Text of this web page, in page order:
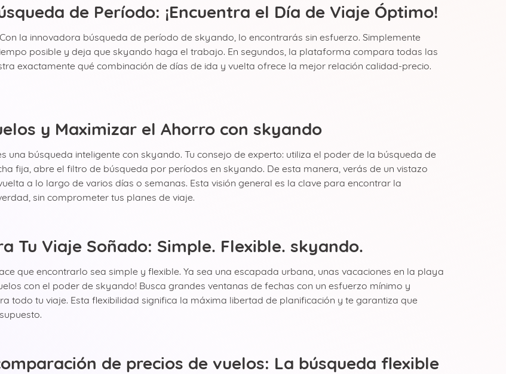
de Período: ¡Encuentra el Día de Viaje Óptimo!
la innovadora búsqueda de período de skyando, lo encontrarás sin esfuerzo. Simplemente
posible y deja que skyando haga el trabajo. En segundos, la plataforma compara todas las
exactamente qué combinación de días de ida y vuelta ofrece la mejor relación calidad-precio.
y Maximizar el Ahorro con skyando
una búsqueda inteligente con skyando. Tu consejo de experto: utiliza el poder de la búsqueda de
fija, abre el filtro de búsqueda por períodos en skyando. De esta manera, verás de un vistazo
a lo largo de varios días o semanas. Esta visión general es la clave para encontrar la
sin comprometer tus planes de viaje.
Tu Viaje Soñado: Simple. Flexible. skyando.
que encontrarlo sea simple y flexible. Ya sea una escapada urbana, unas vacaciones en la playa
con el poder de skyando! Busca grandes ventanas de fechas con un esfuerzo mínimo y
todo tu viaje. Esta flexibilidad significa la máxima libertad de planificación y te garantiza que
de precios de vuelos: La búsqueda flexible